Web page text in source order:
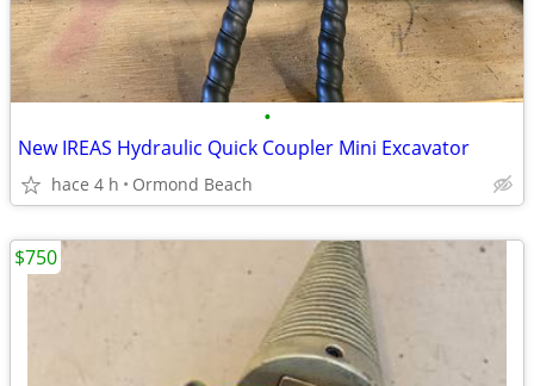
•
New IREAS Hydraulic Quick Coupler Mini Excavator
hace 4 h Ormond Beach
$750